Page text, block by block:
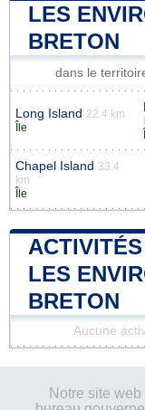
LES
BRETON
dans le
Long Island 22.4 km
Île
Chapel Island 33.4
km
Île
LES
BRETON
Aucune
Notre site